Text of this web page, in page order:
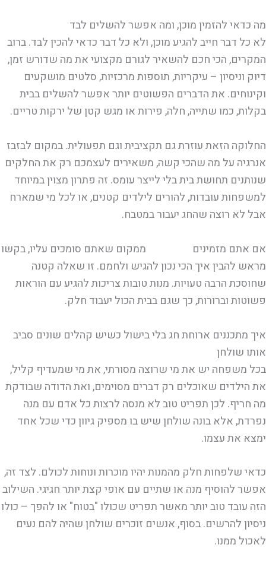
מה כדאי להזמין מוכן, ומה אפשר להשלים לבד
לא כל דבר חייב להגיע מוכן, ולא כל דבר כדאי להכין לבד. ברוב
המקרים, הכי חכם להשאיר לגורם מקצועי את מה שדורש זמן,
דיוק וניסיון – עיקריות, תוספות מרכזיות, סלטים מושקעים
וקינוחים. את הדברים הפשוטים יותר אפשר להשלים בבית
בקלות, כמו שתייה, חלה, פירות או מגש קטן של ירקות טריים.
החלוקה הזאת עוזרת גם תקציבית וגם תפעולית. במקום לבזבז
אנרגיה על מה שהכי קשה, משאירים לעצמכם רק את החלקים
שנותנים תחושת בית בלי לייצר עומס. זה פתרון מצוין במיוחד
למשפחות עובדות, להורים לילדים קטנים, או לכל מי שמארח
אבל לא רוצה שהחג יעבור במטבח.
אם אתם מזמינים
ממקום שאתם סומכים עליו, בקשו
מראש להבין איך הכי נכון להגיש ולחמם. זו שאלה קטנה
שחוסכת הרבה טעויות. מנות טובות צריכות להגיע עם הוראות
פשוטות וברורות, כך שגם בבית הכול יעבוד חלק.
איך מתכננים ארוחת חג בלי בישול כשיש קהלים שונים סביב
אותו שולחן
בכל משפחה יש את מי שרוצה מסורתי, את מי שמעדיף קליל,
את הילדים שאוכלים רק דברים מסוימים, ואת הדודה שבודקת
מה חריף. לכן תפריט טוב לא מנסה לרצות כל אדם עם מנה
נפרדת, אלא בונה שולחן שיש בו מספיק גיוון כדי שכל אחד
ימצא את עצמו.
כדאי שלפחות חלק מהמנות יהיו מוכרות ונוחות לכולם. לצד זה,
אפשר להוסיף מנה או שתיים עם אופי קצת יותר חגיגי. השילוב
הזה עובד טוב יותר מאשר תפריט שכולו "בטוח" או להפך – כולו
ניסיון להרשים. בסוף, אנשים זוכרים שולחן שהיה להם נעים
לאכול ממנו.